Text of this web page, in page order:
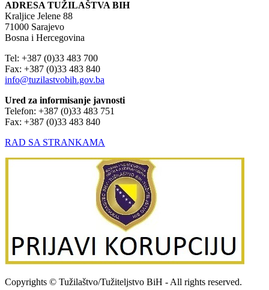
ADRESA TUŽILAŠTVA BIH
Kraljice Jelene 88
71000 Sarajevo
Bosna i Hercegovina
Tel: +387 (0)33 483 700
Fax: +387 (0)33 483 840
info@tuzilastvobih.gov.ba
Ured za informisanje javnosti
Telefon: +387 (0)33 483 751
Fax: +387 (0)33 483 840
RAD SA STRANKAMA
Copyrights © Tužilaštvo/Tužiteljstvo BiH - All rights reserved.